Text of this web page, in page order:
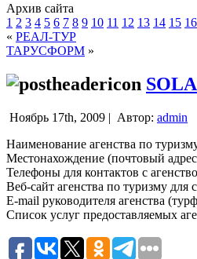
Архив сайта
1 2 3 4 5 6 7 8 9 10 11 12 13 14 15 16
« РЕАЛ-ТУР
ТАРУСФОРМ »
Ноябрь 17th, 2009 | Автор: admin
Наименование агенства по
Местонахождение (почтовый
Телефоны для контактов с
Веб-сайт агенства по туризму для
E-mail руководителя агенства
Список услуг предоставляемых